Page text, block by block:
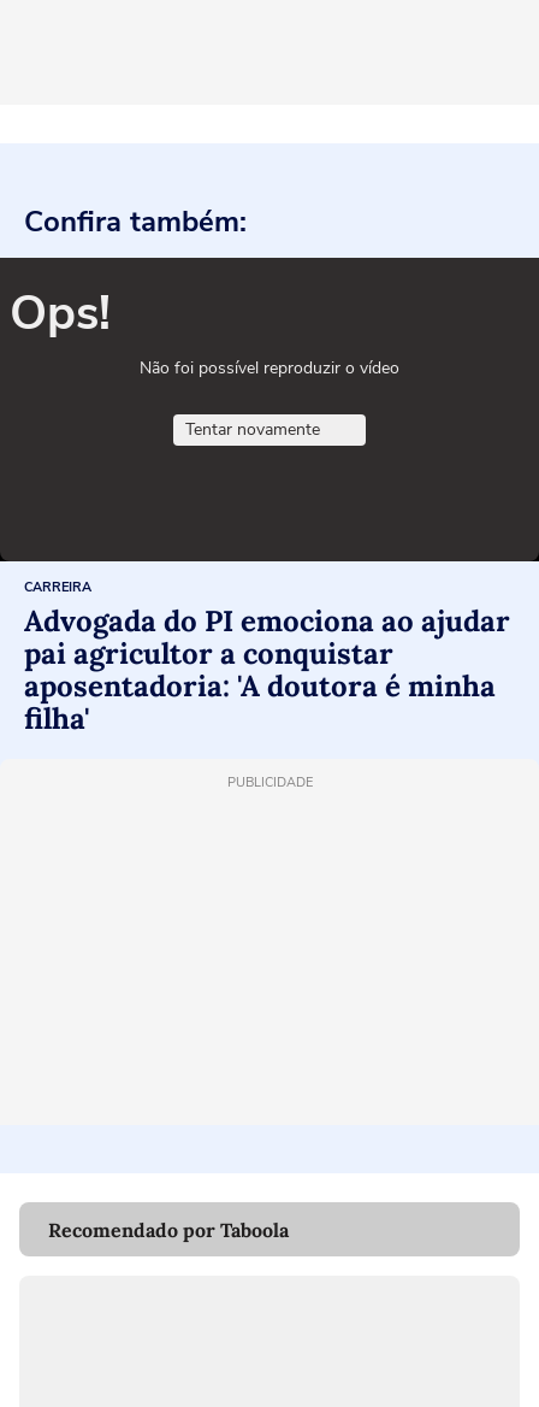
Confira também:
Ops!
Não foi possível reproduzir o vídeo
Tentar novamente
CARREIRA
Advogada do PI emociona ao ajudar
pai agricultor a conquistar
aposentadoria: 'A doutora é minha
filha'
PUBLICIDADE
Recomendado por Taboola